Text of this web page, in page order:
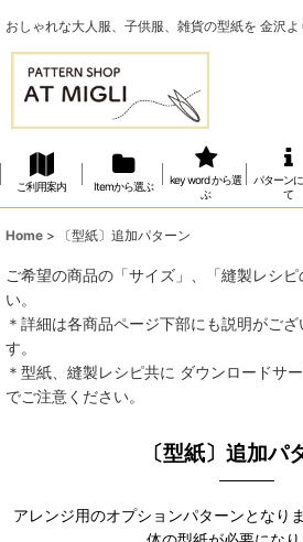
おしゃれな大人服、子供服、雑貨の型紙を 金沢
ご利用案内 Itemから選ぶ
key word から選
ぶ
パターン
て
Home > 〔型紙〕追加パターン
ご希望の商品の「サイズ」、「縫製レシ
い。
＊詳細は各商品ページ下部にも説明がご
す。
＊型紙、縫製レシピ共に ダウンロードサ
でご注意ください。
〔型紙〕追加パ
アレンジ用のオプションパターンとなり